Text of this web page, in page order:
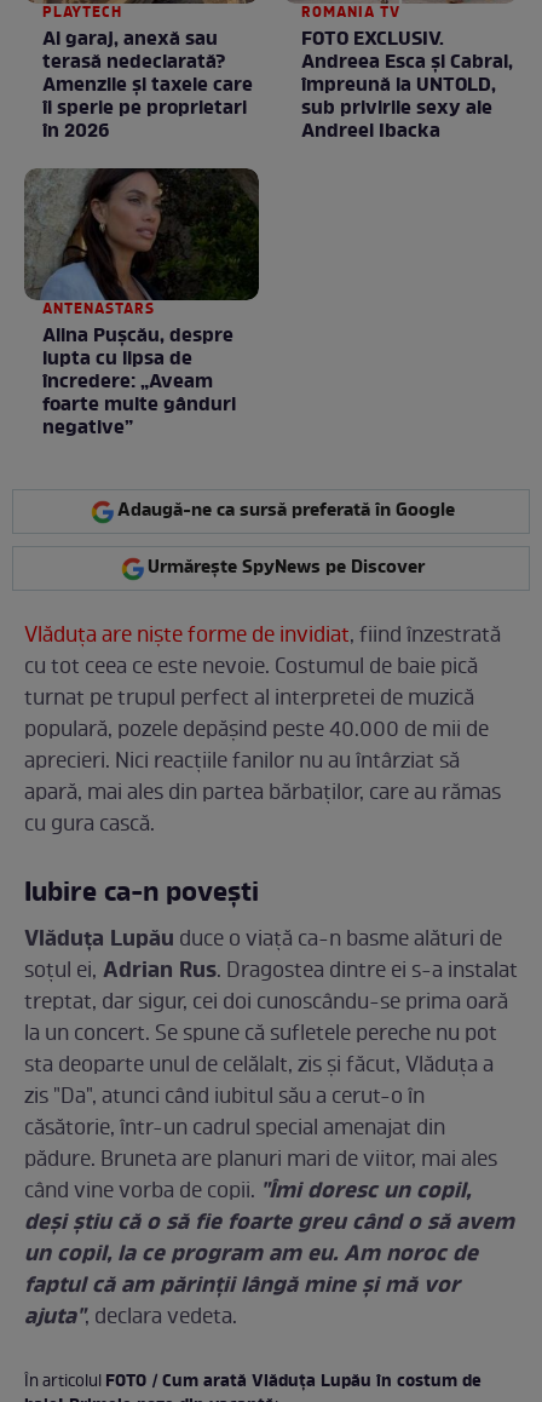
PLAYTECH
Ai garaj, anexă sau
terasă nedeclarată?
Amenzile și taxele care
îi sperie pe proprietari
în 2026
ROMANIA TV
FOTO EXCLUSIV.
Andreea Esca şi Cabral,
împreună la UNTOLD,
sub privirile sexy ale
Andreei Ibacka
ANTENASTARS
Alina Pușcău, despre
lupta cu lipsa de
încredere: „Aveam
foarte multe gânduri
negative”
Adaugă-ne ca sursă preferată în Google
Urmărește SpyNews pe Discover
Vlăduţa are nişte forme de invidiat, fiind înzestrată
cu tot ceea ce este nevoie. Costumul de baie pică
turnat pe trupul perfect al interpretei de muzică
populară, pozele depăşind peste 40.000 de mii de
aprecieri. Nici reacţiile fanilor nu au întârziat să
apară, mai ales din partea bărbaţilor, care au rămas
cu gura cască.
Iubire ca-n poveşti
Vlăduţa Lupău duce o viaţă ca-n basme alături de
soţul ei, Adrian Rus. Dragostea dintre ei s-a instalat
treptat, dar sigur, cei doi cunoscându-se prima oară
la un concert. Se spune că sufletele pereche nu pot
sta deoparte unul de celălalt, zis şi făcut, Vlăduţa a
zis "Da", atunci când iubitul său a cerut-o în
căsătorie, într-un cadrul special amenajat din
pădure. Bruneta are planuri mari de viitor, mai ales
când vine vorba de copii. "Îmi doresc un copil,
deși știu că o să fie foarte greu când o să avem
un copil, la ce program am eu. Am noroc de
faptul că am părinții lângă mine și mă vor
ajuta", declara vedeta.
În articolulFOTO / Cum arată Vlăduţa Lupău în costum de